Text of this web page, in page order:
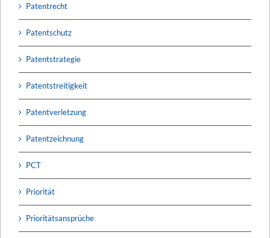
Patentrecht
Patentschutz
Patentstrategie
Patentstreitigkeit
Patentverletzung
Patentzeichnung
PCT
Priorität
Prioritätsansprüche